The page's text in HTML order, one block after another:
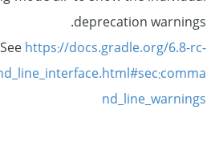
deprecation warnings.
Seehttps://docs.gradle.org/6.8-rc-
nd_line_warnings